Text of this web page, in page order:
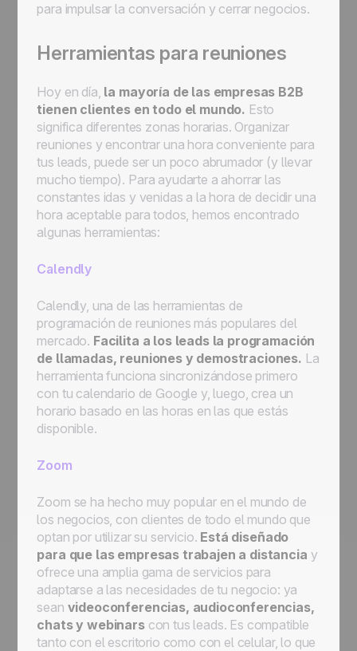
para impulsar la conversación y cerrar negocios.
Herramientas para reuniones
Hoy en día, la mayoría de las empresas B2B
tienen clientes en todo el mundo. Esto
significa diferentes zonas horarias. Organizar
reuniones y encontrar una hora conveniente para
tus leads, puede ser un poco abrumador (y llevar
mucho tiempo). Para ayudarte a ahorrar las
constantes idas y venidas a la hora de decidir una
hora aceptable para todos, hemos encontrado
algunas herramientas:
Calendly
Calendly, una de las herramientas de
programación de reuniones más populares del
mercado. Facilita a los leads la programación
de llamadas, reuniones y demostraciones. La
herramienta funciona sincronizándose primero
con tu calendario de Google y, luego, crea un
horario basado en las horas en las que estás
disponible.
Zoom
Zoom se ha hecho muy popular en el mundo de
los negocios, con clientes de todo el mundo que
optan por utilizar su servicio. Está diseñado
para que las empresas trabajen a distancia y
ofrece una amplia gama de servicios para
adaptarse a las necesidades de tu negocio: ya
sean videoconferencias, audioconferencias,
chats y webinarscon tus leads. Es compatible
tanto con el escritorio como con el celular, lo que